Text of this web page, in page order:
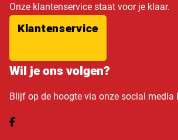
Onze klantenservice staat voor je klaar.
Klantenservice
Wil je ons volgen?
Blijf op de hoogte via onze social media